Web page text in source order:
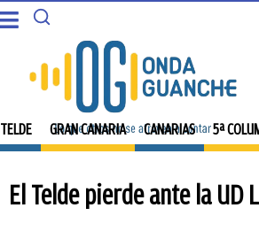
PORTADA
TELDE GRAN CANARIA CANARIAS 5ª
5ª COLUMNA
CARTAS DEL DIRECTOR
ENTREVISTAS
El Telde pierde ante la UD